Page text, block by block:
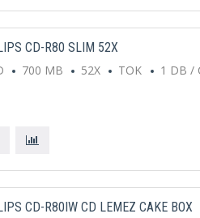
CD-R80 SLIM 52X
700 MB 52X TOK 1 DB /
CD-R80IW CD LEMEZ CAKE BOX